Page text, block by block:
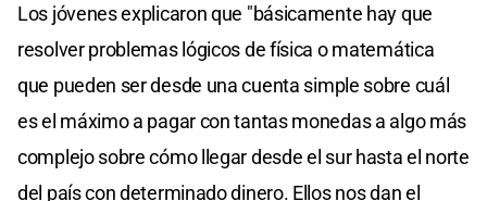
Los jóvenes explicaron que "básicamente hay que
resolver problemas lógicos de física o matemática
que pueden ser desde una cuenta simple sobre cuál
es el máximo a pagar con tantas monedas a algo más
complejo sobre cómo llegar desde el sur hasta el norte
del país con determinado dinero. Ellos nos dan el